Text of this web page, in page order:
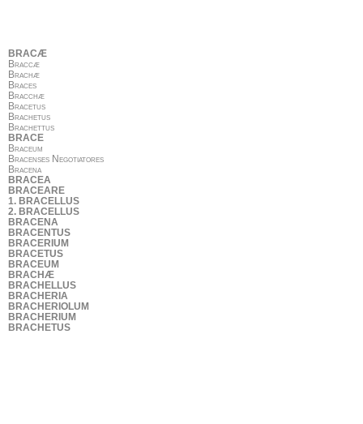
BRACÆ
Braccæ
Brachæ
Braces
Bracchæ
Bracetus
Brachetus
Brachettus
BRACE
Braceum
Bracenses Negotiatores
Bracena
BRACEA
BRACEARE
1. BRACELLUS
2. BRACELLUS
BRACENA
BRACENTUS
BRACERIUM
BRACETUS
BRACEUM
BRACHÆ
BRACHELLUS
BRACHERIA
BRACHERIOLUM
BRACHERIUM
BRACHETUS